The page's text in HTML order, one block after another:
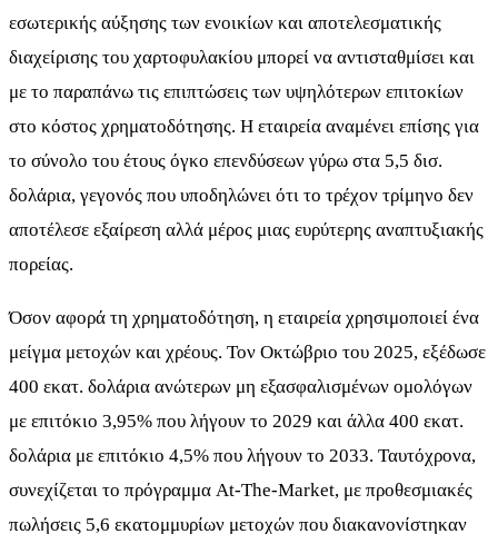
εσωτερικής αύξησης των ενοικίων και αποτελεσματικής
διαχείρισης του χαρτοφυλακίου μπορεί να αντισταθμίσει και
με το παραπάνω τις επιπτώσεις των υψηλότερων επιτοκίων
στο κόστος χρηματοδότησης. Η εταιρεία αναμένει επίσης για
το σύνολο του έτους όγκο επενδύσεων γύρω στα 5,5 δισ.
δολάρια, γεγονός που υποδηλώνει ότι το τρέχον τρίμηνο δεν
αποτέλεσε εξαίρεση αλλά μέρος μιας ευρύτερης αναπτυξιακής
πορείας.
Όσον αφορά τη χρηματοδότηση, η εταιρεία χρησιμοποιεί ένα
μείγμα μετοχών και χρέους. Τον Οκτώβριο του 2025, εξέδωσε
400 εκατ. δολάρια ανώτερων μη εξασφαλισμένων ομολόγων
με επιτόκιο 3,95% που λήγουν το 2029 και άλλα 400 εκατ.
δολάρια με επιτόκιο 4,5% που λήγουν το 2033. Ταυτόχρονα,
συνεχίζεται το πρόγραμμα At-The-Market, με προθεσμιακές
πωλήσεις 5,6 εκατομμυρίων μετοχών που διακανονίστηκαν